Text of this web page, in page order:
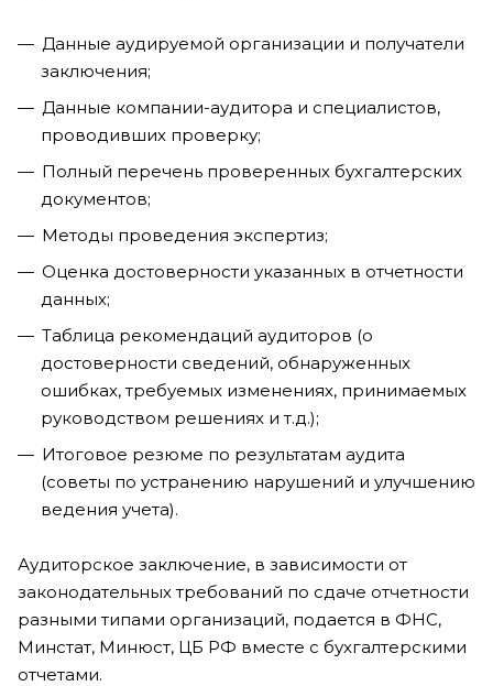
Данные аудируемой организации и получатели
заключения;
Данные компании-аудитора и специалистов,
проводивших проверку;
Полный перечень проверенных бухгалтерских
документов;
Методы проведения экспертиз;
Оценка достоверности указанных в отчетности
данных;
Таблица рекомендаций аудиторов (о
достоверности сведений, обнаруженных
ошибках, требуемых изменениях, принимаемых
руководством решениях и т.д.);
Итоговое резюме по результатам аудита
(советы по устранению нарушений и улучшению
ведения учета).
Аудиторское заключение, в зависимости от
законодательных требований по сдаче отчетности
разными типами организаций, подается в ФНС,
Минстат, Минюст, ЦБ РФ вместе с бухгалтерскими
отчетами.